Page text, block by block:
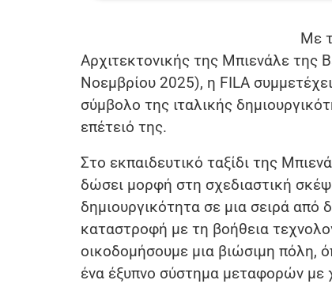
Με
Αρχιτεκτονικής της Μπιενάλε της
Νοεμβρίου 2025), η FILA
σύμβολο της ιταλικής
επέτειό της.
Στο εκπαιδευτικό ταξίδι της
δώσει μορφή στη σχεδιαστική
δημιουργικότητα σε μια σειρά
καταστροφή με τη βοήθεια
οικοδομήσουμε μια βιώσιμη πόλη,
ένα έξυπνο σύστημα μεταφορών με